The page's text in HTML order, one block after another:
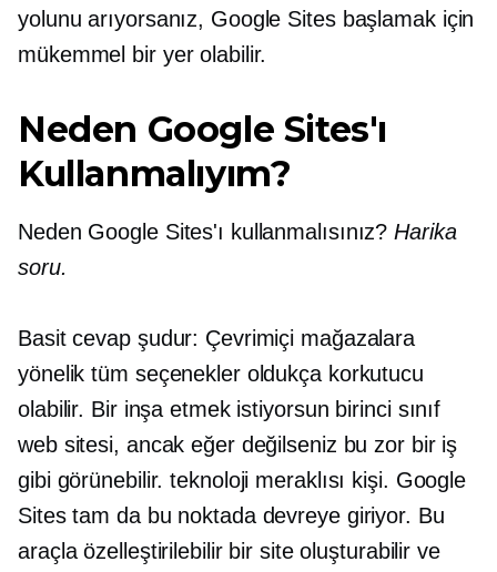
yolunu arıyorsanız, Google Sites başlamak için
mükemmel bir yer olabilir.
Neden Google Sites'ı
Kullanmalıyım?
Neden Google Sites'ı kullanmalısınız?Harika
soru.
Basit cevap şudur: Çevrimiçi mağazalara
yönelik tüm seçenekler oldukça korkutucu
olabilir. Bir inşa etmek istiyorsun birinci sınıf
web sitesi, ancak eğer değilseniz bu zor bir iş
gibi görünebilir.teknoloji meraklısı kişi. Google
Sites tam da bu noktada devreye giriyor. Bu
araçla özelleştirilebilir bir site oluşturabilir ve